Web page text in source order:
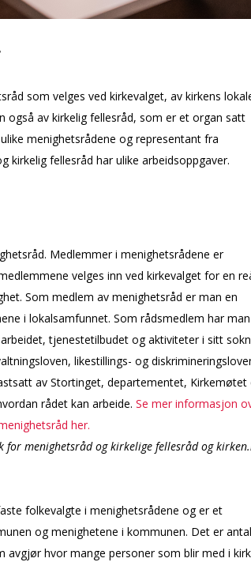
som velges ved kirkevalget, av kirkens
også av kirkelig fellesråd, som er et organ satt
menighetsrådene og representant fra
kirkelig fellesråd har ulike arbeidsoppgaver.
Medlemmer i menighetsrådene er
velges inn ved kirkevalget for en
Som medlem av menighetsråd er man en
i lokalsamfunnet. Som rådsmedlem har man
tjenestetilbudet og aktiviteter i sitt
likestillings- og
av Stortinget, departementet, Kirkemøtet
rådet kan arbeide. Se mer informasjon
her.
for menighetsråd og kirkelige fellesråd og
folkevalgte i menighetsrådene og er et
og menighetene i kommunen. Det er
avgjør hvor mange personer som blir med i